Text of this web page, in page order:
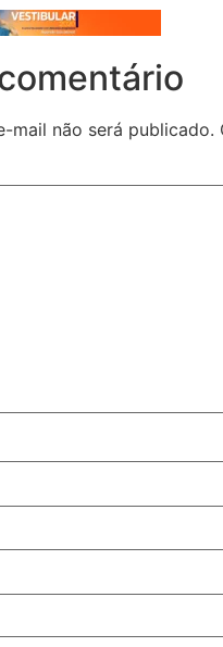
mail não será publicado.